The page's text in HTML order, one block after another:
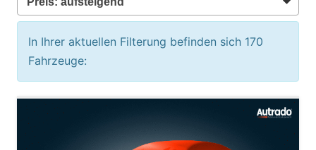
In Ihrer aktuellen Filterung befinden sich 170
Fahrzeuge: